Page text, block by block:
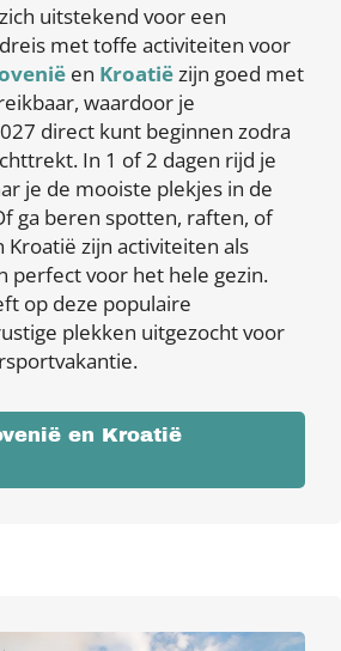
uitstekend voor een
met toffe activiteiten voor
en Kroatiëzijn goed met
waardoor je
direct kunt beginnen zodra
In 1 of 2 dagen rijd je
je de mooiste plekjes in de
ga beren spotten, raften, of
Kroatië zijn activiteiten als
perfect voor het hele gezin.
op deze populaire
plekken uitgezocht voor
en Kroatië